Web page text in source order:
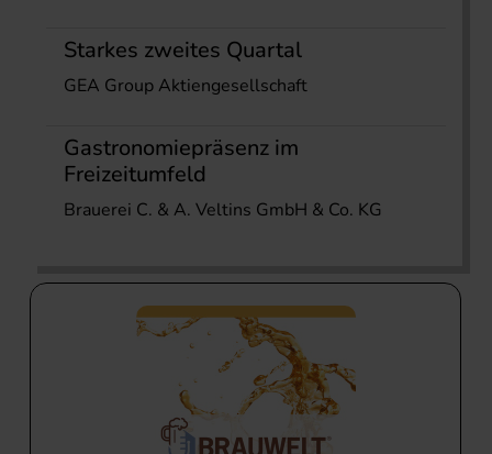
Starkes zweites Quartal
GEA Group Aktiengesellschaft
Gastronomiepräsenz im
Freizeitumfeld
Brauerei C. & A. Veltins GmbH & Co. KG